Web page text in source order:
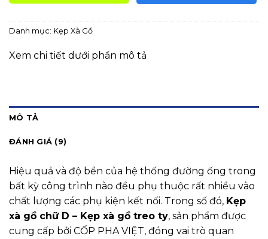
Danh mục: Kẹp Xà Gồ
Xem chi tiết dưới phần mô tả
MÔ TẢ
ĐÁNH GIÁ (9)
Hiệu quả và độ bền của hệ thống đường ống trong
bất kỳ công trình nào đều phụ thuộc rất nhiều vào
chất lượng các phụ kiện kết nối. Trong số đó, Kẹp
xà gồ chữ D – Kẹp xà gồ treo ty, sản phẩm được
cung cấp bởi CỐP PHA VIỆT, đóng vai trò quan